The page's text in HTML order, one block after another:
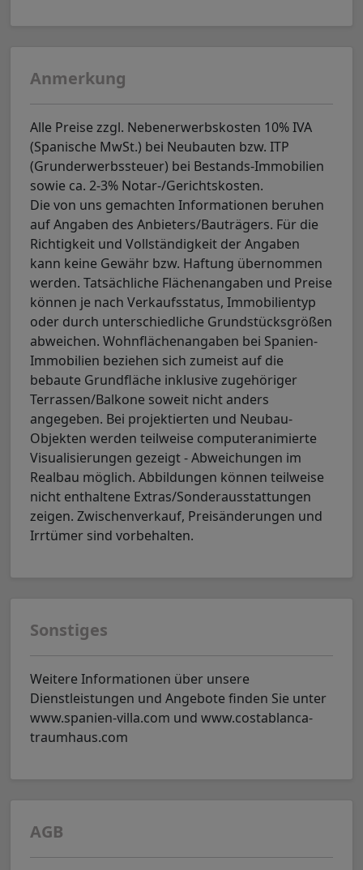
Anmerkung
Alle Preise zzgl. Nebenerwerbskosten 10% IVA
(Spanische MwSt.) bei Neubauten bzw. ITP
(Grunderwerbssteuer) bei Bestands-Immobilien
sowie ca. 2-3% Notar-/Gerichtskosten.
Die von uns gemachten Informationen beruhen
auf Angaben des Anbieters/Bauträgers. Für die
Richtigkeit und Vollständigkeit der Angaben
kann keine Gewähr bzw. Haftung übernommen
werden. Tatsächliche Flächenangaben und Preise
können je nach Verkaufsstatus, Immobilientyp
oder durch unterschiedliche Grundstücksgrößen
abweichen. Wohnflächenangaben bei Spanien-
Immobilien beziehen sich zumeist auf die
bebaute Grundfläche inklusive zugehöriger
Terrassen/Balkone soweit nicht anders
angegeben. Bei projektierten und Neubau-
Objekten werden teilweise computeranimierte
Visualisierungen gezeigt - Abweichungen im
Realbau möglich. Abbildungen können teilweise
nicht enthaltene Extras/Sonderausstattungen
zeigen. Zwischenverkauf, Preisänderungen und
Irrtümer sind vorbehalten.
Sonstiges
Weitere Informationen über unsere
Dienstleistungen und Angebote finden Sie unter
www.spanien-villa.com und www.costablanca-
traumhaus.com
AGB